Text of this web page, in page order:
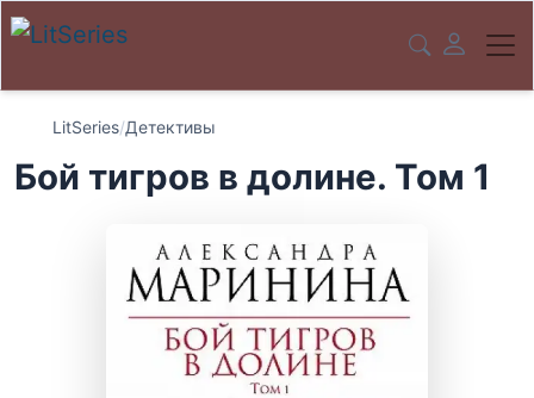
LitSeries/Детективы
Бой тигров в долине. Том 1